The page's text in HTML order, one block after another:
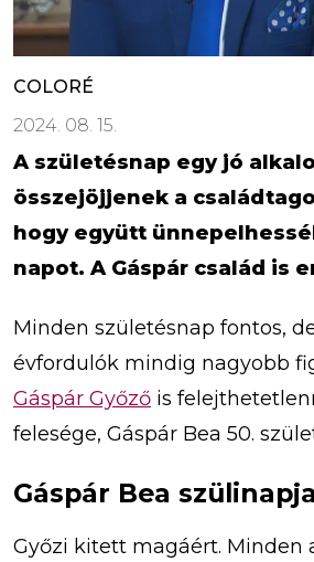
COLORÉ
2024. 08. 15.
A születésnap egy jó
összejöjjenek a
hogy együtt
napot. A Gáspár család is
Minden születésnap fontos,
évfordulók mindig nagyobb
Gáspár Győző is
felesége, Gáspár Bea 50.
Gáspár Bea szülinapja
Győzi kitett magáért. Minden